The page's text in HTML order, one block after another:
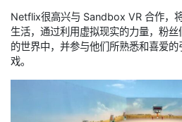
Netflix很高兴与 Sandbox VR 合作，
生活，通过利用虚拟现实的力量，粉
的世界中，并参与他们所熟悉和喜爱
戏。